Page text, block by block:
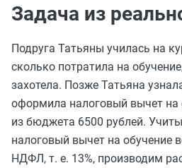
Задача из
Подруга Татьяны училась на
сколько потратила на
захотела. Позже Татьяна
оформила налоговый вычет на
из бюджета 6500 рублей.
налоговый вычет на обучение
НДФЛ, т. е. 13%, производим